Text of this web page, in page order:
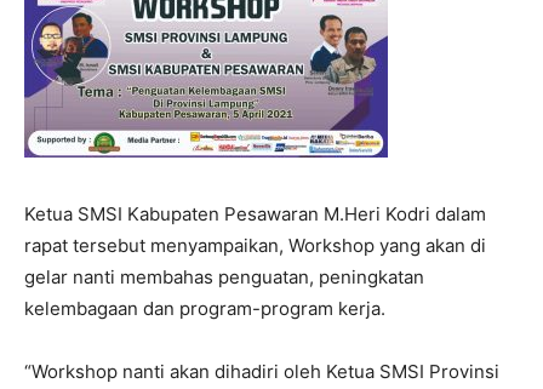
Ketua SMSI Kabupaten Pesawaran M.Heri Kodri dalam
rapat tersebut menyampaikan, Workshop yang akan di
gelar nanti membahas penguatan, peningkatan
kelembagaan dan program-program kerja.
“Workshop nanti akan dihadiri oleh Ketua SMSI Provinsi